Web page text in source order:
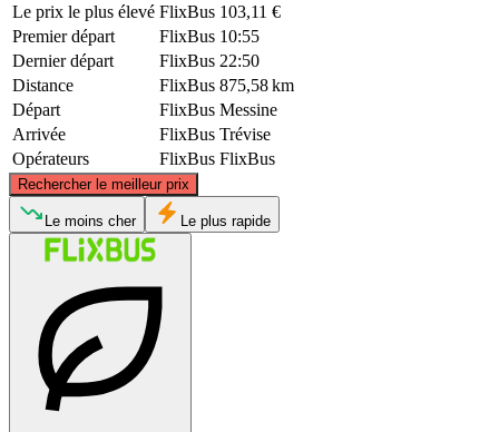
Le prix le plus élevé FlixBus 103,11 €
Premier départ
FlixBus 10:55
Dernier départ
FlixBus 22:50
Distance
FlixBus 875,58 km
Départ
FlixBus Messine
Arrivée
FlixBus Trévise
Opérateurs
FlixBus FlixBus
Rechercher le meilleur prix
Treviso
©CARTO
Le moins cher Le plus rapide